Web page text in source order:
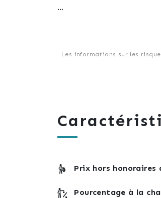
Les informations sur les
Prix hors honoraires
Pourcentage à la